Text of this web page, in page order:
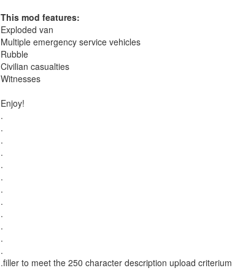
This mod features:
Exploded van
Multiple emergency service vehicles
Rubble
Civilian casualties
Witnesses
Enjoy!
.
.
.
.
.
.
.
.
.
.
.
.
.filler to meet the 250 character description upload criterium